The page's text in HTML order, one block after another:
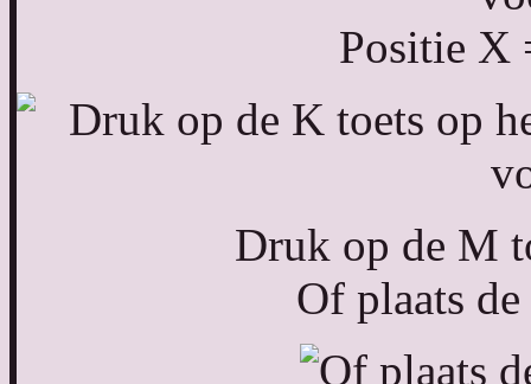
Positie X
Druk op de M
Of plaats